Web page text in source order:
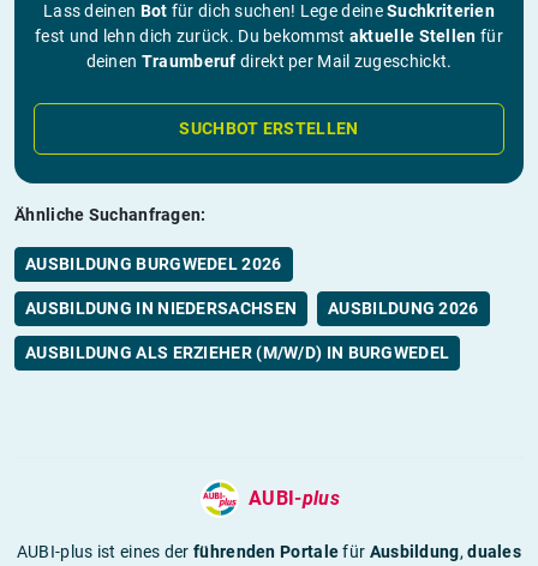
Lass deinen Bot für dich suchen! Lege deineSuchkriterien
fest und lehn dich zurück. Du bekommst aktuelle Stellen für
deinen Traumberuf direkt per Mail zugeschickt.
SUCHBOT ERSTELLEN
Ähnliche Suchanfragen:
AUSBILDUNG BURGWEDEL 2026
AUSBILDUNG IN NIEDERSACHSEN AUSBILDUNG 2026
AUSBILDUNG ALS ERZIEHER (M/W/D) IN BURGWEDEL
AUBI-plus
AUBI-plus ist eines derführenden Portalefür Ausbildung,duales